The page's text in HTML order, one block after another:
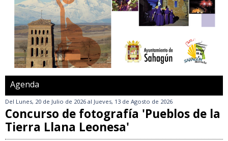
Agenda
Del Lunes, 20 de Julio de 2026 al Jueves, 13 de Agosto de 2026
Concurso de fotografía 'Pueblos de la
Tierra Llana Leonesa'